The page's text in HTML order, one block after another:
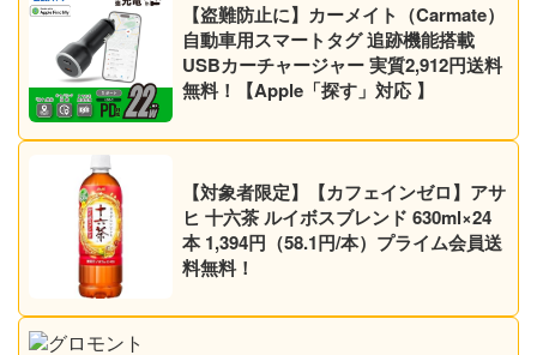
【盗難防止に】カーメイト（Carmate）
自動車用スマートタグ 追跡機能搭載
USBカーチャージャー 実質2,912円送料
無料！【Apple「探す」対応 】
【対象者限定】【カフェインゼロ】アサ
ヒ 十六茶 ルイボスブレンド 630ml×24
本 1,394円（58.1円/本）プライム会員送
料無料！